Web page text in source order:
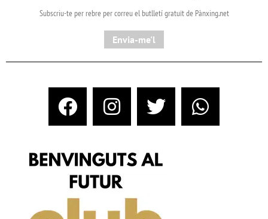
Subscriu-te per rebre per correu el butlletí gratuït de Pànxing.net​
Envia-me'l